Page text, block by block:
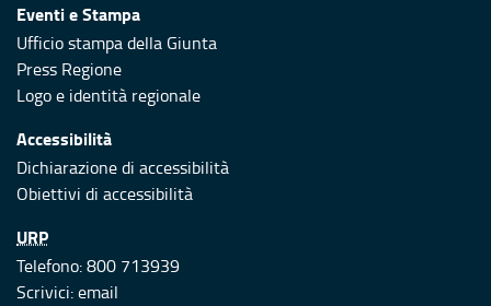
Eventi e Stampa
Ufficio stampa della Giunta
Press Regione
Logo e identità regionale
Accessibilità
Dichiarazione di accessibilità
Obiettivi di accessibilità
URP
Telefono: 800 713939
Scrivici:email